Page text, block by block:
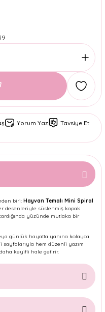
Yorum Yaz
Tavsiye Et
biri: Hayvan Temalı Mini Spiral
desenleriyle süslenmiş kapak
yüzünde mutlaka bir
günlük hayatta yanına kolayca
hem düzenli yazım
keyifli hale getirir.